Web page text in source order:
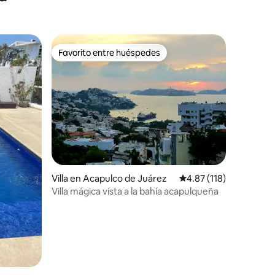
Favorito entre huéspedes
Favorito entre huéspedes
Villa en Acapulco de Juárez Calificación promedio:
4.87 (118)
Villa mágica vista a la bahía acapulqueña